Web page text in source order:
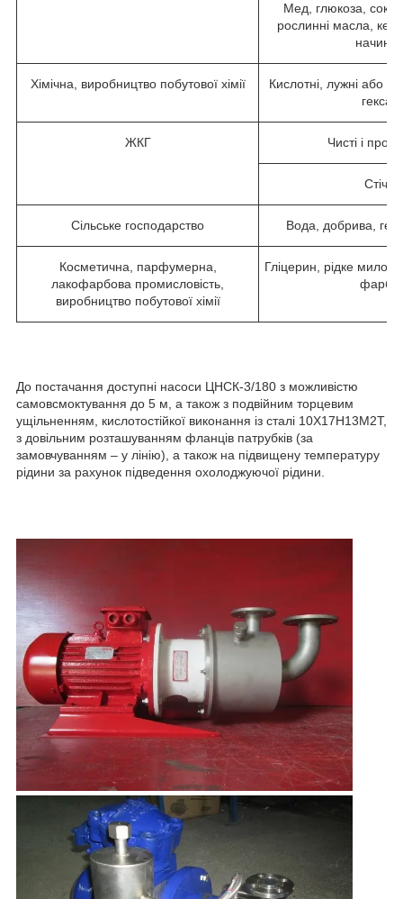
Мед, глюкоза, соки
рослинні масла,
Хімічна, виробництво побутової хімії
Кислотні, лужні або
гексан
ЖКГ Чисті і
Сільське господарство Вода, добрива,
Косметична, парфумерна,
лакофарбова промисловість,
виробництво побутової хімії
Гліцерин, рідке мило,
фарби,
До постачання доступні насоси ЦНСК-3/180 з можливістю
самовсмоктування до 5 м, а також з подвійним торцевим
ущільненням, кислотостійкої виконання із сталі 10Х17Н13М2Т,
з довільним розташуванням фланців патрубків (за
замовчуванням – у лінію), а також на підвищену температуру
рідини за рахунок підведення охолоджуючої рідини.